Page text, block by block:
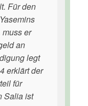
Für den
muss er
an
legt
erklärt der
für
Salia ist